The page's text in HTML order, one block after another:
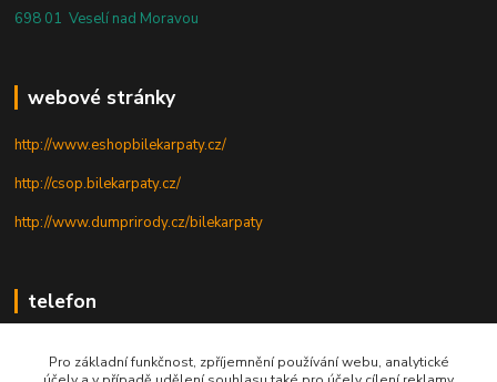
698 01 Veselí nad Moravou
webové stránky
http://www.eshopbilekarpaty.cz/
http://csop.bilekarpaty.cz/
http://www.dumprirody.cz/bilekarpaty
telefon
Pro základní funkčnost, zpříjemnění používání webu, analytické